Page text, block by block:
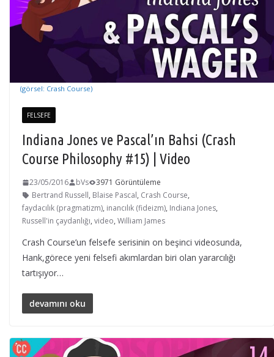
(görsel: Crash Course)
FELSEFE
Indiana Jones ve Pascal’ın Bahsi (Crash
Course Philosophy #15) | Video
23/05/2016 bVs
3971 Görüntüleme
Bertrand Russell, Blaise Pascal, Crash Course,
faydacılık (pragmatizm), inancılık (fideizm), Indiana Jones,
Russell'in çaydanlığı, video, William James
Crash Course’un felsefe serisinin on beşinci videosunda,
Hank,görece yeni felsefi akımlardan biri olan yararcılığı
tartışıyor…
devamını oku